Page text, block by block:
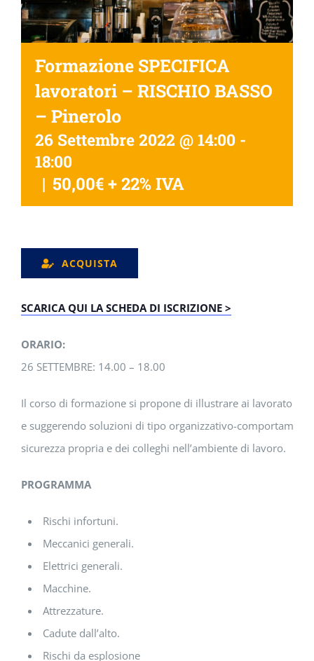
Formazione SPECIFICA
lavoratori – RISCHIO BASSO
– Pinerolo
26 Settembre 2022 @ 14:00 -
18:00
| 50,00€ + 22% IVA
ACQUISTA
SCARICA QUI LA SCHEDA DI ISCRIZIONE >
ORARIO:
26 SETTEMBRE: 14.00 – 18.00
Il corso di formazione si propone di illustrare ai lavoratori i
e suggerendo soluzioni di tipo organizzativo-
sicurezza propria e dei colleghi nell’ambiente di lavoro.
PROGRAMMA
Rischi infortuni.
Meccanici generali.
Elettrici generali.
Macchine.
Attrezzature.
Cadute dall’alto.
Rischi da esplosione